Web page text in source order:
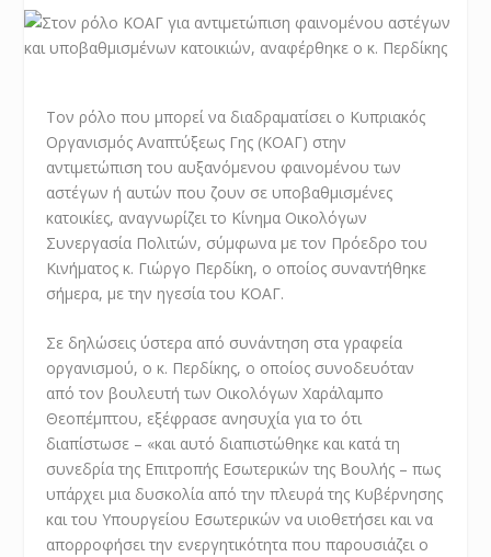
Τον ρόλο που μπορεί να διαδραματίσει ο Κυπριακός
Οργανισμός Αναπτύξεως Γης (ΚΟΑΓ) στην
αντιμετώπιση του αυξανόμενου φαινομένου των
αστέγων ή αυτών που ζουν σε υποβαθμισμένες
κατοικίες, αναγνωρίζει το Κίνημα Οικολόγων
Συνεργασία Πολιτών, σύμφωνα με τον Πρόεδρο του
Κινήματος κ. Γιώργο Περδίκη, ο οποίος συναντήθηκε
σήμερα, με την ηγεσία του ΚΟΑΓ.
Σε δηλώσεις ύστερα από συνάντηση στα γραφεία
οργανισμού, ο κ. Περδίκης, ο οποίος συνοδευόταν
από τον βουλευτή των Οικολόγων Χαράλαμπο
Θεοπέμπτου, εξέφρασε ανησυχία για το ότι
διαπίστωσε – «και αυτό διαπιστώθηκε και κατά τη
συνεδρία της Επιτροπής Εσωτερικών της Βουλής – πως
υπάρχει μια δυσκολία από την πλευρά της Κυβέρνησης
και του Υπουργείου Εσωτερικών να υιοθετήσει και να
απορροφήσει την ενεργητικότητα που παρουσιάζει ο